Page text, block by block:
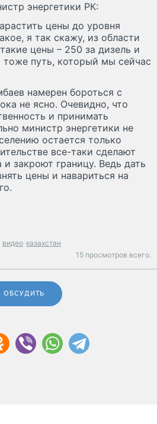
энергетики РК:
цены до уровня
я так скажу, из области
цены – 250 за дизель и
тоже путь, который мы сейчас
намерен бороться с
не ясно. Очевидно, что
и принимать
министр энергетики не
остается только
все-таки сделают
закроют границу. Ведь дать
цены и навариться на
видео казахстан
15 просмотров всего.
ОБСУДИТЬ